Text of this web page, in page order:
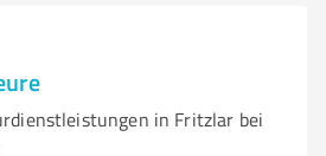
in Fritzlar bei